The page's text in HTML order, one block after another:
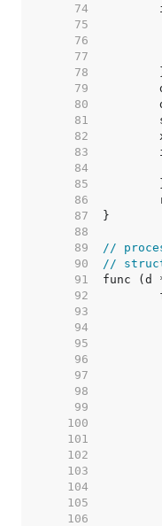
    74
    75
    76
    77
    78
    79
    80
    81
    82
    83
    84
    85
    86
    87
    88
    89
//
    90
//
    91
    92
    93
    94
    95
    96
    97
    98
    99
   100
   101
   102
   103
   104
   105
   106